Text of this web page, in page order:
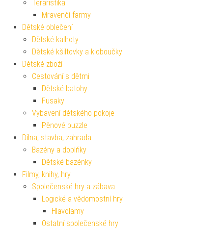
Teraristika
Mravenčí farmy
Dětské oblečení
Dětské kalhoty
Dětské kšiltovky a kloboučky
Dětské zboží
Cestování s dětmi
Dětské batohy
Fusaky
Vybavení dětského pokoje
Pěnové puzzle
Dílna, stavba, zahrada
Bazény a doplňky
Dětské bazénky
Filmy, knihy, hry
Společenské hry a zábava
Logické a vědomostní hry
Hlavolamy
Ostatní společenské hry